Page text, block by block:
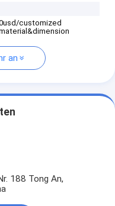
customized
an
188 Tong An,